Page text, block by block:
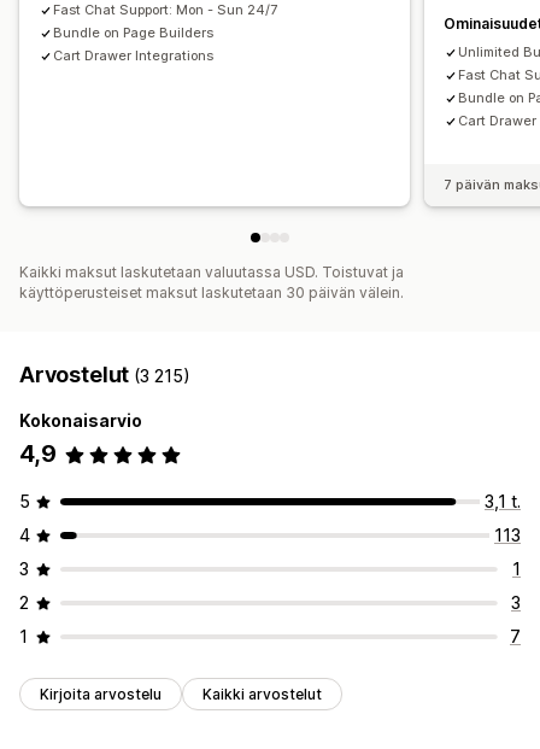
Fast Chat Support: Mon - Sun 24/7
Bundle on Page Builders
Cart Drawer Integrations
Unlimited
Fast Chat
Bundle on
Cart
7 päivän
Kaikki maksut laskutetaan valuutassa USD. Toistuvat ja
käyttöperusteiset maksut laskutetaan 30 päivän välein.
Arvostelut (3 215)
Kokonaisarvio
4,9
5
3,1 t.
4
113
3
1
2
3
1
7
Kirjoita arvostelu Kaikki arvostelut